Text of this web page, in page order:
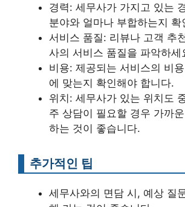
경력: 세무사가 가지고 있는
분야와 얼마나 부합하는지 확
서비스 품질: 리뷰나 고객 추
사의 서비스 품질을 파악하세
비용: 제공되는 서비스의 비
에 맞는지 확인해야 합니다.
위치: 세무사가 있는 위치도
주 상담이 필요할 경우 가까
하는 것이 좋습니다.
추가적인 팁
세무사와의 면담 시, 예상 질